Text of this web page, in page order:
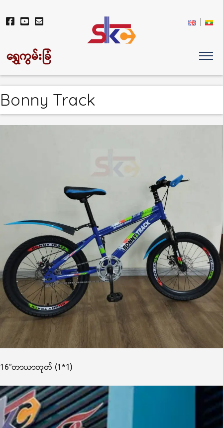
ရွှေကွမ်းခြံ
Bonny Track
16″တာယာတုတ် (1*1)